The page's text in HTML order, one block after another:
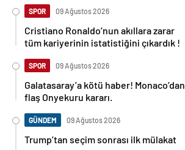
SPOR 09 Ağustos 2026
Cristiano Ronaldo’nun akıllara zarar
tüm kariyerinin istatistiğini çıkardık !
SPOR 09 Ağustos 2026
Galatasaray’a kötü haber! Monaco’dan
flaş Onyekuru kararı.
GÜNDEM 09 Ağustos 2026
Trump’tan seçim sonrası ilk mülakat